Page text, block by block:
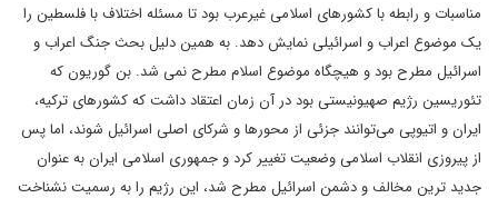
مناسبات و رابطه با کشورهای اسلامی غیرعرب بود تا مسئله اختلاف با فلسطین را
یک موضوع اعراب و اسرائیلی نمایش دهد. به همین دلیل بحث جنگ اعراب و
اسرائیل مطرح بود و هیچگاه موضوع اسلام مطرح نمی شد. بن گوریون که
تئوریسین رژیم صهیونیستی بود در آن زمان اعتقاد داشت که کشورهای ترکیه،
ایران و اتیوپی می‌توانند جزئی از محورها و شرکای اصلی اسرائیل شوند، اما پس
از پیروزی انقلاب اسلامی وضعیت تغییر کرد و جمهوری اسلامی ایران به عنوان
جدید ترین مخالف و دشمن اسرائیل مطرح شد، این رژیم را به رسمیت نشناخت